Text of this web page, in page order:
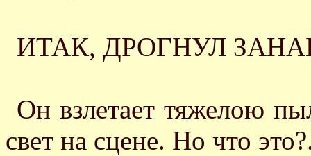
ИТАК, ДРОГНУЛ
Он взлетает тяжелою
свет на сцене. Но что